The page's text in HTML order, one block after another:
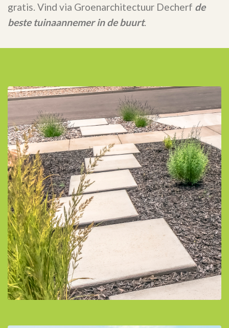
gratis. Vind via Groenarchitectuur Decherf de
beste tuinaannemer in de buurt.